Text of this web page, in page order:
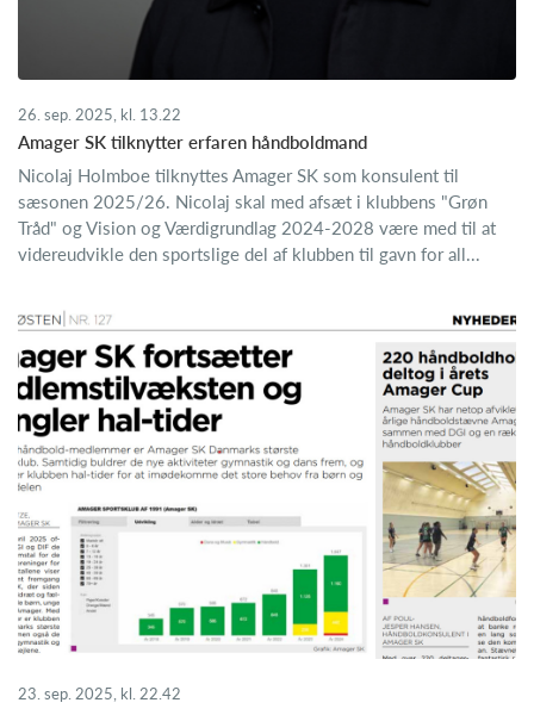
26. sep. 2025, kl. 13.22
Amager SK tilknytter erfaren håndboldmand
Nicolaj Holmboe tilknyttes Amager SK som konsulent til
sæsonen 2025/26. Nicolaj skal med afsæt i klubbens "Grøn
Tråd" og Vision og Værdigrundlag 2024-2028 være med til at
videreudvikle den sportslige del af klubben til gavn for all...
23. sep. 2025, kl. 22.42